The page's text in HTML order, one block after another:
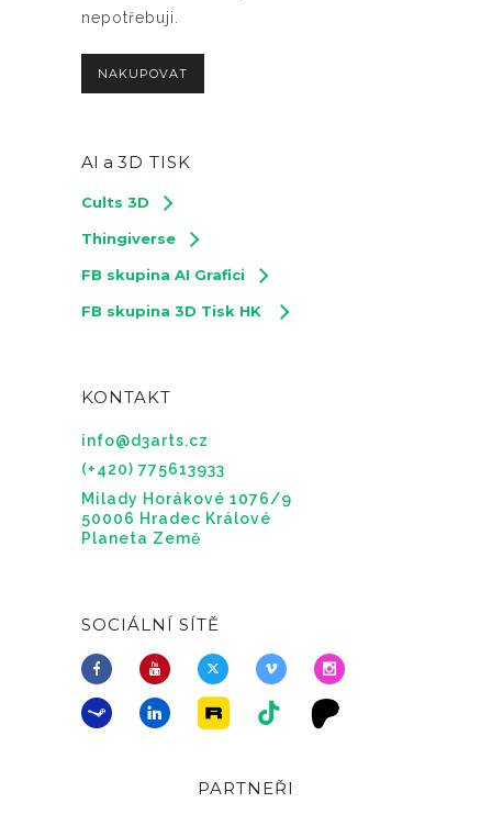
nepotřebuji.
NAKUPOVAT
AI a 3D TISK
Cults 3D
Thingiverse
FB skupina AI Grafici
FB skupina 3D Tisk HK
KONTAKT
info@d3arts.cz
(+420) 775613933
Milady Horákové 1076/9
50006 Hradec Králové
Planeta Země
SOCIÁLNÍ SÍTĚ
PARTNEŘI